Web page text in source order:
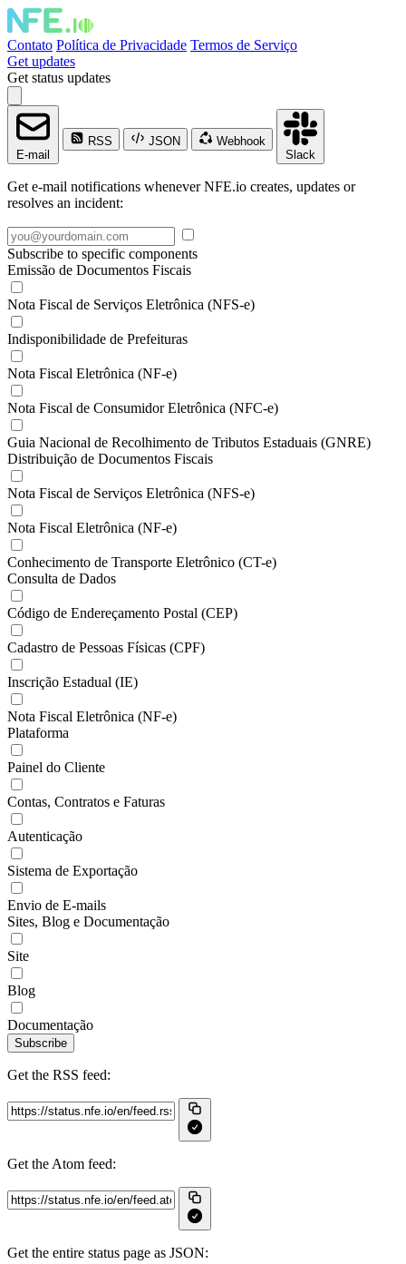
Contato Política de Privacidade Termos de Serviço
Get updates
Get status updates
E-mail
RSS JSON
Webhook
Slack
Get e-mail notifications whenever NFE.io creates, updates or
resolves an incident:
Subscribe to specific components
Emissão de Documentos Fiscais
Nota Fiscal de Serviços Eletrônica (NFS-e)
Indisponibilidade de Prefeituras
Nota Fiscal Eletrônica (NF-e)
Nota Fiscal de Consumidor Eletrônica (NFC-e)
Guia Nacional de Recolhimento de Tributos Estaduais (GNRE)
Distribuição de Documentos Fiscais
Nota Fiscal de Serviços Eletrônica (NFS-e)
Nota Fiscal Eletrônica (NF-e)
Conhecimento de Transporte Eletrônico (CT-e)
Consulta de Dados
Código de Endereçamento Postal (CEP)
Cadastro de Pessoas Físicas (CPF)
Inscrição Estadual (IE)
Nota Fiscal Eletrônica (NF-e)
Plataforma
Painel do Cliente
Contas, Contratos e Faturas
Autenticação
Sistema de Exportação
Envio de E-mails
Sites, Blog e Documentação
Site
Blog
Documentação
Subscribe
Get the RSS feed:
Get the Atom feed:
Get the entire status page as JSON: